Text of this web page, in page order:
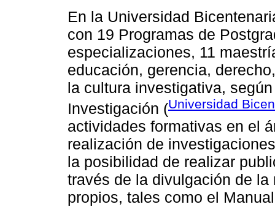
En la Universidad
con 19 Programas de
especializaciones, 11
educación, gerencia,
la cultura investigativa,
Investigación (Universidad
actividades formativas en el
realización de
la posibilidad de realizar
través de la divulgación de
propios, tales como el